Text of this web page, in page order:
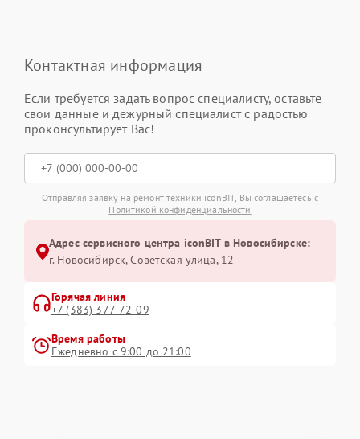
Контактная информация
Если требуется задать вопрос специалисту, оставьте
свои данные и дежурный специалист с радостью
проконсультирует Вас!
Отправляя заявку на ремонт техники iconBIT, Вы соглашаетесь с
Политикой конфиденциальности
Адрес сервисного центра iconBIT в Новосибирске:
г. Новосибирск, Советская улица, 12
Горячая линия
+7 (383) 377-72-09
Время работы
Ежедневно с 9:00 до 21:00